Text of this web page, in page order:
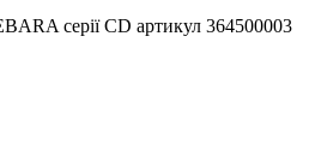
серії CD артикул 364500003